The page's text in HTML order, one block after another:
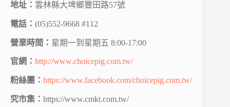
地址： 雲林縣大埤鄉豐田路57號
電話： (05)552-9668 #112
營業時間： 星期一到星期五 8:00-17:00
官網： http://www.choicepig.com.tw/
粉絲團： https://www.facebook.com/choicepig.com.tw/
究市集： https://www.cmkt.com.tw/